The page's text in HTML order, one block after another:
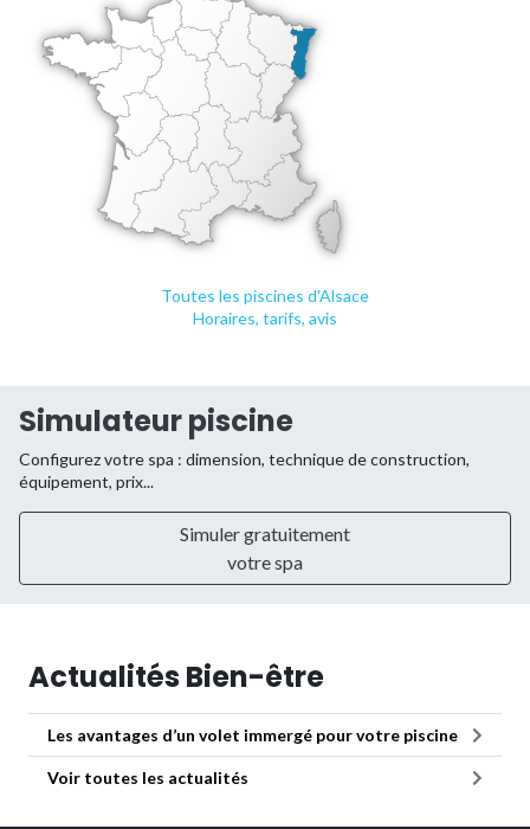
Toutes les piscines d'Alsace
Horaires, tarifs, avis
Simulateur piscine
Configurez votre spa : dimension, technique de construction,
équipement, prix...
Simuler gratuitement
votre spa
Actualités Bien-être
Les avantages d’un volet immergé pour votre piscine
Voir toutes les actualités